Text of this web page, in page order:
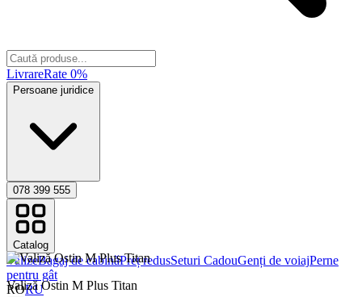
LivrareRate 0%
Persoane juridice
078 399 555
Catalog
ValizeBagaj de cabinǎPreț redusSeturi CadouGenți de voiajPerne
pentru gât
RORU
Valiză Ostin M Plus Titan